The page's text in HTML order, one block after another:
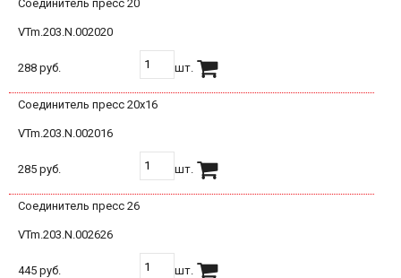
Соединитель пресс 20
VTm.203.N.002020
288 руб. шт.
Соединитель пресс 20х16
VTm.203.N.002016
285 руб. шт.
Соединитель пресс 26
VTm.203.N.002626
445 руб. шт.